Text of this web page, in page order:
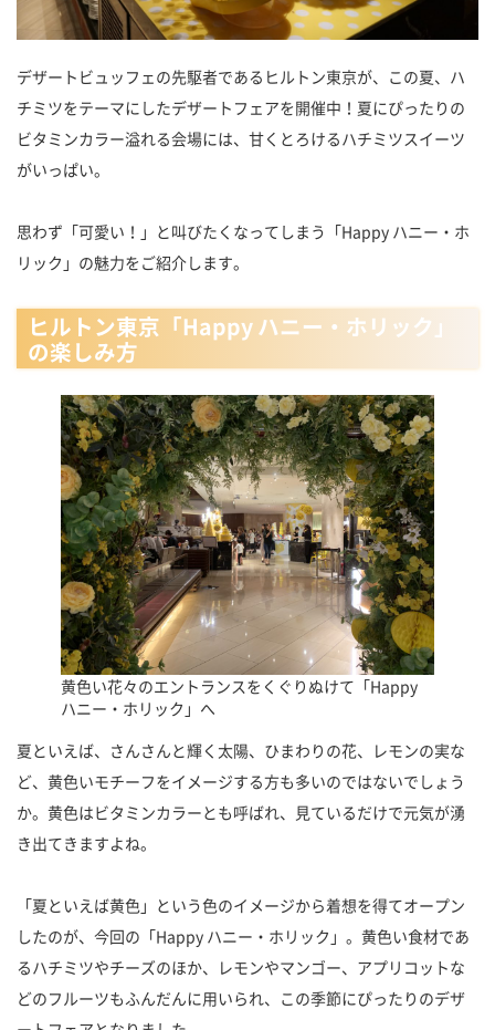
デザートビュッフェの先駆者であるヒルトン東京が、この夏、ハ
チミツをテーマにしたデザートフェアを開催中！夏にぴったりの
ビタミンカラー溢れる会場には、甘くとろけるハチミツスイーツ
がいっぱい。
思わず「可愛い！」と叫びたくなってしまう「Happy ハニー・ホ
リック」の魅力をご紹介します。
ヒルトン東京「Happy ハニー・ホリック」
の楽しみ方
黄色い花々のエントランスをくぐりぬけて「Happy
ハニー・ホリック」へ
夏といえば、さんさんと輝く太陽、ひまわりの花、レモンの実な
ど、黄色いモチーフをイメージする方も多いのではないでしょう
か。黄色はビタミンカラーとも呼ばれ、見ているだけで元気が湧
き出てきますよね。
「夏といえば黄色」という色のイメージから着想を得てオープン
したのが、今回の「Happy ハニー・ホリック」。黄色い食材であ
るハチミツやチーズのほか、レモンやマンゴー、アプリコットな
どのフルーツもふんだんに用いられ、この季節にぴったりのデザ